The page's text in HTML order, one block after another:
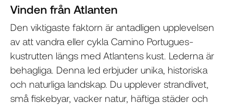
Vinden från Atlanten
Den viktigaste faktorn är antadligen upplevelsen
av att vandra eller cykla Camino Portugues-
kustrutten längs med Atlantens kust. Lederna är
behagliga. Denna led erbjuder unika, historiska
och naturliga landskap. Du upplever strandlivet,
små fiskebyar, vacker natur, häftiga städer och